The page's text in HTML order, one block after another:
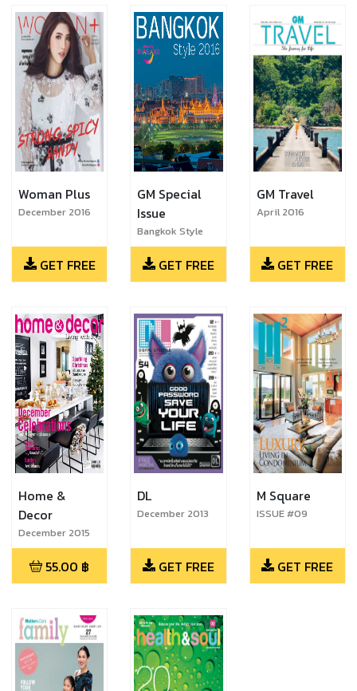
Woman Plus
December 2016
GET FREE
GM Special
Issue
Bangkok Style
2016
GET FREE
GM Travel
April 2016
GET FREE
Home &
Decor
December 2015
55.00 ฿
DL
December 2013
GET FREE
M Square
ISSUE #09
GET FREE